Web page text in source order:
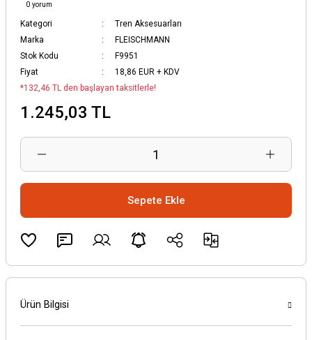
0 yorum
Kategori
Tren Aksesuarları
Marka
FLEISCHMANN
Stok Kodu
F9951
Fiyat
18,86 EUR + KDV
*132,46 TL den başlayan taksitlerle!
1.245,03 TL
Sepete Ekle
Ürün Bilgisi